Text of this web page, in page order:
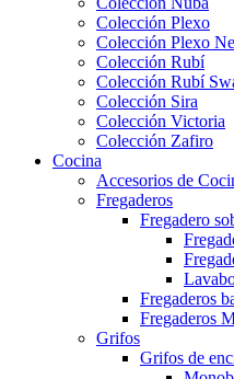
Colección Plexo
Colección Plexo
Colección Rubí
Colección Rubí
Colección Sira
Colección Victoria
Colección Zafiro
Cocina
Accesorios de
Fregaderos
Fregadero
Fregaderos
Fregaderos
Grifos
Grifos de